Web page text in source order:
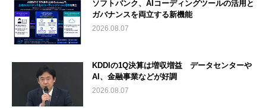
ソフトバンク、AIコーディングツールの活用と
ガバナンスを両立する新機能
2026.08.07
KDDIの1Q決算は増収増益 データセンターや
AI、金融事業などが好調
2026.08.07